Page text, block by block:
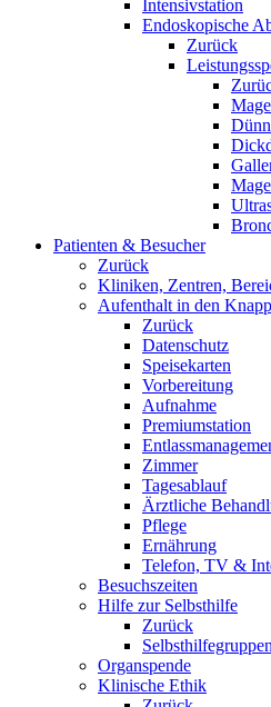
Intensivstation
Endoskopische
Zurück
Patienten & Besucher
Zurück
Kliniken, Zentren,
Aufenthalt in den
Zurück
Datenschutz
Speisekarten
Vorbereitung
Aufnahme
Premiumstation
Zimmer
Tagesablauf
Ärztliche
Pflege
Ernährung
Telefon, TV &
Besuchszeiten
Hilfe zur Selbsthilfe
Zurück
Selbsthilfegruppen
Organspende
Klinische Ethik